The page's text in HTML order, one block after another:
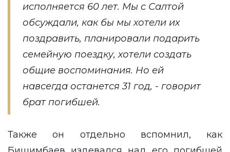
исполняется 60 лет. Мы с Салтой
обсуждали, как бы мы хотели их
поздравить, планировали подарить
семейную поездку, хотели создать
общие воспоминания. Но ей
навсегда останется 31 год, - говорит
брат погибшей.
Также он отдельно вспомнил, как